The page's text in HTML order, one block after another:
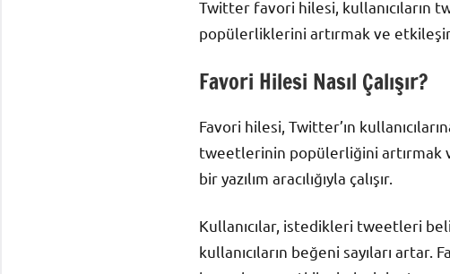
Twitter favori hilesi, kullanıcıların
popülerliklerini artırmak ve
Favori Hilesi Nasıl Çalışır?
Favori hilesi, Twitter’ın
tweetlerinin popülerliğini artırmak
bir yazılım aracılığıyla çalışır.
Kullanıcılar, istedikleri tweetleri
kullanıcıların beğeni sayıları